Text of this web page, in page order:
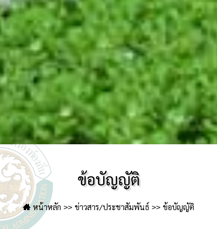
ข้อบัญญัติ
หน้าหลัก ข่าวสาร/ประชาสัมพันธ์ ข้อบัญญัติ